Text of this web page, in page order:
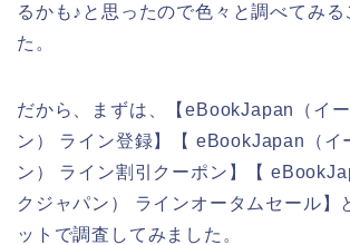
るかも♪と思ったので色々と調べてみる
た。
だから、まずは、【eBookJapan（イ
ン） ライン登録】【 eBookJapan（イ
ン） ライン割引クーポン】【
クジャパン） ラインオータムセール】
ットで調査してみました。